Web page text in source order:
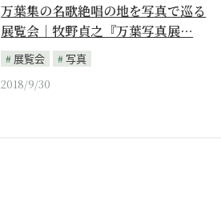
万葉集の名歌絶唱の地を写真で巡る
展覧会｜牧野貞之『万葉写真展…
展覧会
写真
2018/9/30